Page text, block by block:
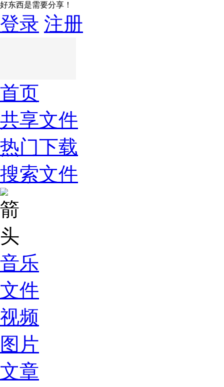
好东西是需要分享！
登录 注册
首页
共享文件
热门下载
搜索文件
音乐
文件
视频
图片
文章